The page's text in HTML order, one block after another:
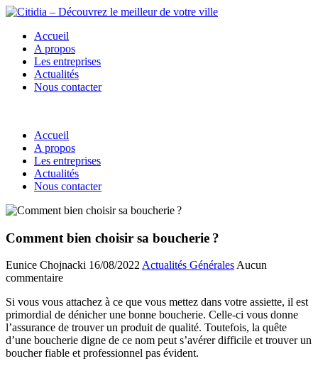
Accueil
A propos
Les entreprises
Actualités
Nous contacter
Accueil
A propos
Les entreprises
Actualités
Nous contacter
Comment bien choisir sa boucherie ?
Eunice Chojnacki 16/08/2022Actualités GénéralesAucun
commentaire
Si vous vous attachez à ce que vous mettez dans votre assiette, il est
primordial de dénicher une bonne boucherie. Celle-ci vous donne
l’assurance de trouver un produit de qualité. Toutefois, la quête
d’une boucherie digne de ce nom peut s’avérer difficile et trouver un
boucher fiable et professionnel pas évident.